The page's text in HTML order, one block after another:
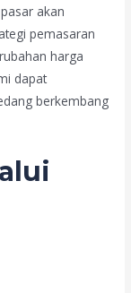
akan
pemasaran
harga
dapat
berkembang